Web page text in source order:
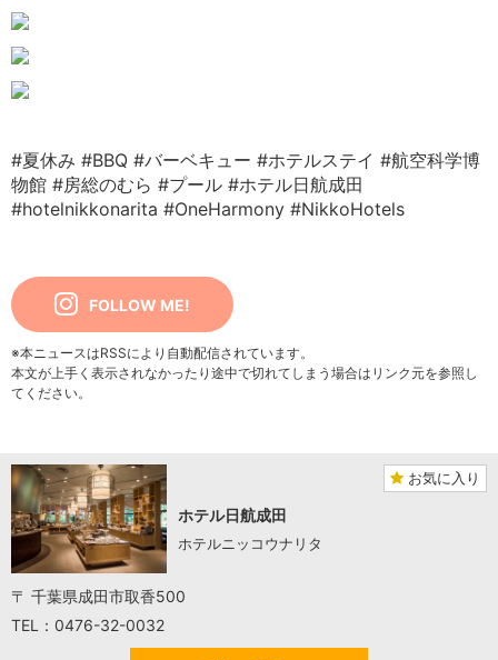
#夏休み #BBQ #バーベキュー #ホテルステイ #航空科学博
物館 #房総のむら #プール #ホテル日航成田
#hotelnikkonarita #OneHarmony #NikkoHotels
FOLLOW ME!
※本ニュースはRSSにより自動配信されています。
本文が上手く表示されなかったり途中で切れてしまう場合はリンク元を参照し
てください。
お気に入り
ホテル日航成田
ホテルニッコウナリタ
〒 千葉県成田市取香500
TEL：0476-32-0032